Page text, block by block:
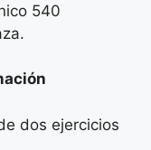
540
dos ejercicios